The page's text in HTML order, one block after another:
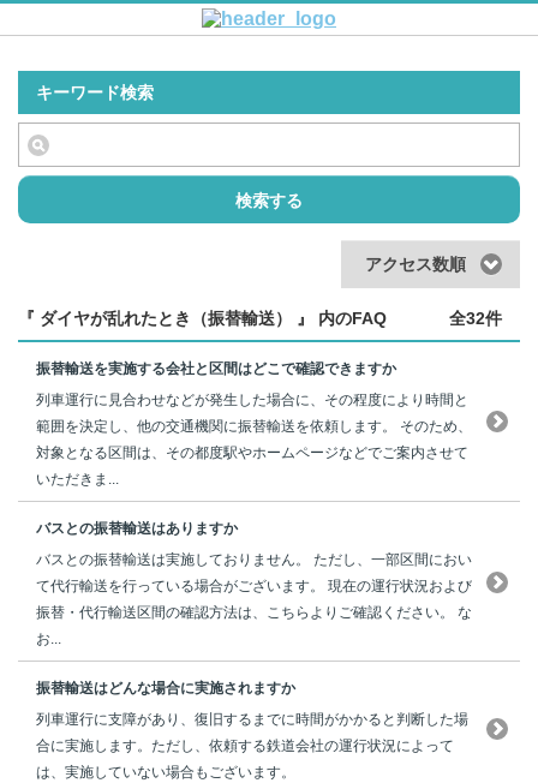
キーワード検索
検索する
アクセス数順
『 ダイヤが乱れたとき（振替輸送） 』 内のFAQ 全32件
振替輸送を実施する会社と区間はどこで確認できますか
列車運行に見合わせなどが発生した場合に、その程度により時間と
範囲を決定し、他の交通機関に振替輸送を依頼します。 そのため、
対象となる区間は、その都度駅やホームページなどでご案内させて
いただきま...
バスとの振替輸送はありますか
バスとの振替輸送は実施しておりません。 ただし、一部区間におい
て代行輸送を行っている場合がございます。 現在の運行状況および
振替・代行輸送区間の確認方法は、こちらよりご確認ください。 な
お...
振替輸送はどんな場合に実施されますか
列車運行に支障があり、復旧するまでに時間がかかると判断した場
合に実施します。ただし、依頼する鉄道会社の運行状況によって
は、実施していない場合もございます。